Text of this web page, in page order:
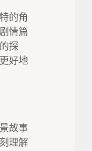
的角
情篇
探
好地
故事
理解